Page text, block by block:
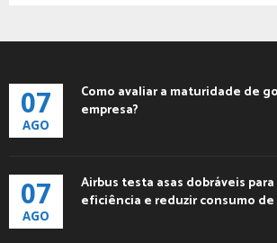
07
AGO
Como avaliar a maturidade de
empresa?
07
AGO
Airbus testa asas dobráveis
eficiência e reduzir consumo